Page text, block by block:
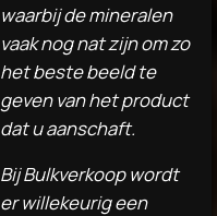
waarbij de mineralen
vaak nog nat zijn om zo
het beste beeld te
geven van het product
dat u aanschaft.
Bij Bulkverkoop wordt
er willekeurig een